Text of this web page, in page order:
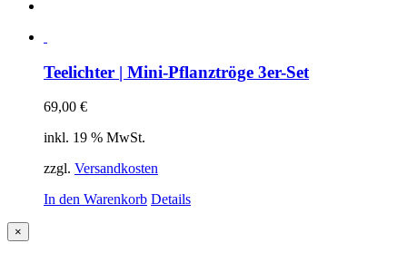
Teelichter | Mini-Pflanztröge 3er-Set
69,00 €
inkl. 19 % MwSt.
zzgl. Versandkosten
In den Warenkorb Details
Close
product
×